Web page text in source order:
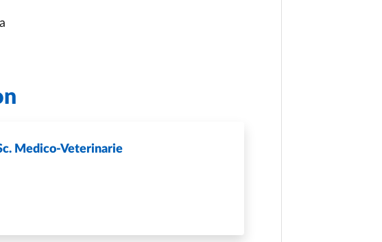
Medico-Veterinarie
DIPARTIMENTO DI SC. MEDICO-VETERINARIE